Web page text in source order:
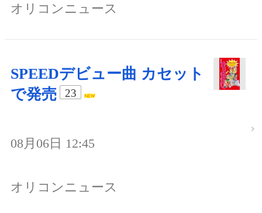
オリコンニュース
SPEEDデビュー曲 カセット
で発売
23
08月06日 12:45
オリコンニュース